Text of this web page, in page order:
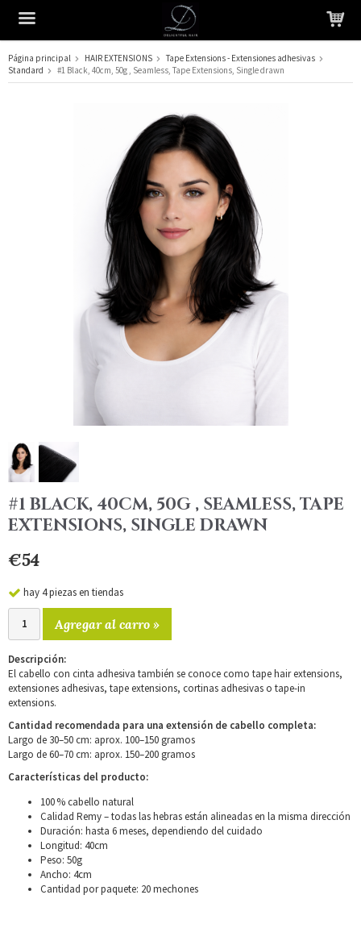
El producto ha sido añadido a su carrito
Página principal HAIR EXTENSIONS
Tape Extensions - Extensiones adhesivas
Standard
#1 Black, 40cm, 50g , Seamless, Tape Extensions, Single drawn
#1 BLACK, 40CM, 50G , SEAMLESS, TAPE
EXTENSIONS, SINGLE DRAWN
€54
hay 4 piezas en tiendas
Agregar al carro »
Descripción:
El cabello con cinta adhesiva también se conoce como tape hair extensions,
extensiones adhesivas, tape extensions, cortinas adhesivas o tape-in
extensions.
Cantidad recomendada para una extensión de cabello completa:
Largo de 30–50 cm: aprox. 100–150 gramos
Largo de 60–70 cm: aprox. 150–200 gramos
Características del producto:
100 % cabello natural
Calidad Remy – todas las hebras están alineadas en la misma dirección
Duración: hasta 6 meses, dependiendo del cuidado
Longitud: 40cm
Peso: 50g
Ancho: 4cm
Cantidad por paquete: 20 mechones